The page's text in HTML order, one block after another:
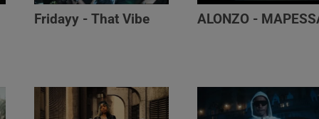
Fridayy - That Vibe ALONZO -